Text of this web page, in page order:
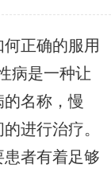
正确的服用
病是一种让
名称，慢
进行治疗。
者有着足够